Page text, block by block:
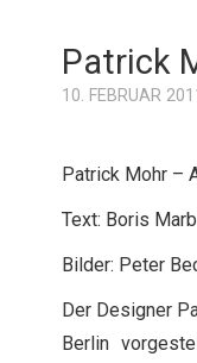
Patrick
10. FEBRUAR
Patrick Mohr –
Text: Boris
Bilder: Peter
Der Designer
Berlin